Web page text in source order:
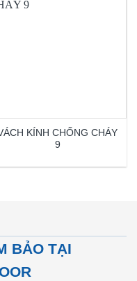
KÍNH CHỐNG CHÁY
9
BẢO TẠI